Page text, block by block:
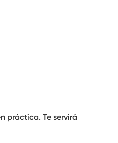
práctica. Te servirá